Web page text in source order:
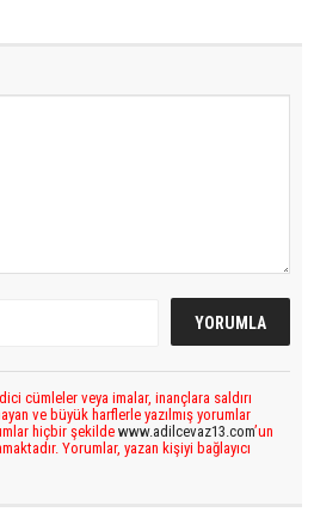
cümleler veya imalar, inançlara saldırı
ve büyük harflerle yazılmış yorumlar
hiçbir şekilde www.adilcevaz13.com’un
Yorumlar, yazan kişiyi bağlayıcı